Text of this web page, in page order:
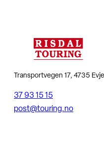
Transportvegen 17, 4735 Evje
37 93 15 15
post@touring.no